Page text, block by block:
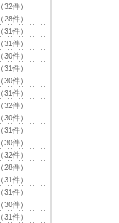
（32件）
（28件）
（31件）
（31件）
（30件）
（31件）
（30件）
（31件）
（32件）
（30件）
（31件）
（30件）
（32件）
（28件）
（31件）
（31件）
（30件）
（31件）